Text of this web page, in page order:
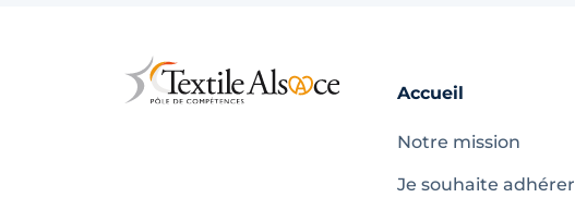
Accueil
Notre mission
Je souhaite adhérer